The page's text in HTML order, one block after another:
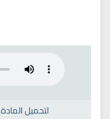
لتحميل المادة